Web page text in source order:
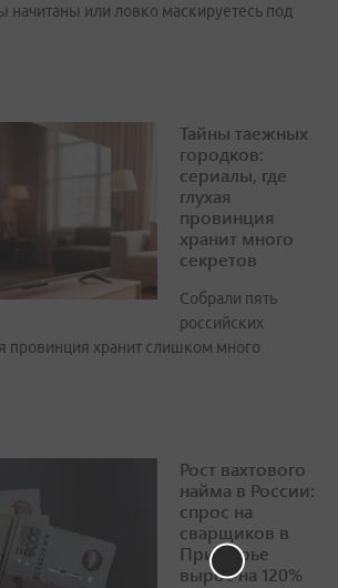
начитаны или ловко маскируетесь под
Тайны таежных
городков:
сериалы, где
глухая
провинция
хранит много
секретов
Собрали пять
российских
провинция хранит слишком много
Рост вахтового
найма в России:
спрос на
сварщиков в
Приморье
вырос на 120%